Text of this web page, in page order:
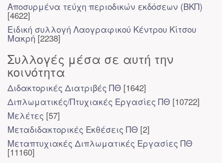
Αποσυρμένα τεύχη περιοδικών εκδόσεων (ΒΚΠ)
[4622]
Ειδική συλλογή Λαογραφικού Κέντρου Κίτσου
Μακρή [2238]
Συλλογές μέσα σε αυτή την
κοινότητα
Διδακτορικές Διατριβές ΠΘ [1642]
Διπλωματικές/Πτυχιακές Εργασίες ΠΘ [10722]
Μελέτες [57]
Μεταδιδακτορικές Εκθέσεις ΠΘ [2]
Μεταπτυχιακές Διπλωματικές Εργασίες ΠΘ
[11160]